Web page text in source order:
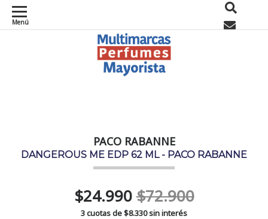
Menú
PACO RABANNE
DANGEROUS ME EDP 62 ML - PACO RABANNE
$24.990$72.900
3 cuotas de$8.330sin interés